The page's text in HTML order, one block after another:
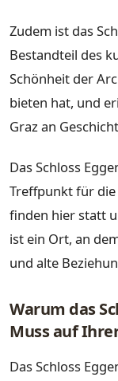
Zudem ist das
Bestandteil des
Schönheit der
bieten hat, und
Graz an
Das Schloss
Treffpunkt für die
finden hier statt
ist ein Ort, an
und alte
Warum das
Muss auf
Das Schloss